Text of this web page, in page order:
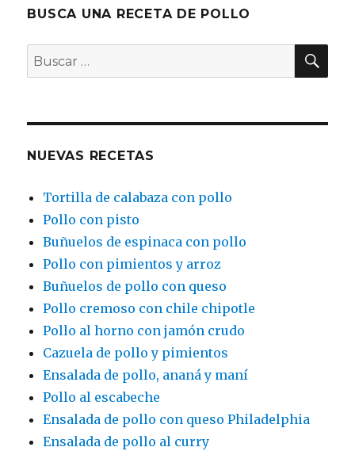
BUSCA UNA RECETA DE POLLO
Buscar
por:
NUEVAS RECETAS
Tortilla de calabaza con pollo
Pollo con pisto
Buñuelos de espinaca con pollo
Pollo con pimientos y arroz
Buñuelos de pollo con queso
Pollo cremoso con chile chipotle
Pollo al horno con jamón crudo
Cazuela de pollo y pimientos
Ensalada de pollo, ananá y maní
Pollo al escabeche
Ensalada de pollo con queso Philadelphia
Ensalada de pollo al curry